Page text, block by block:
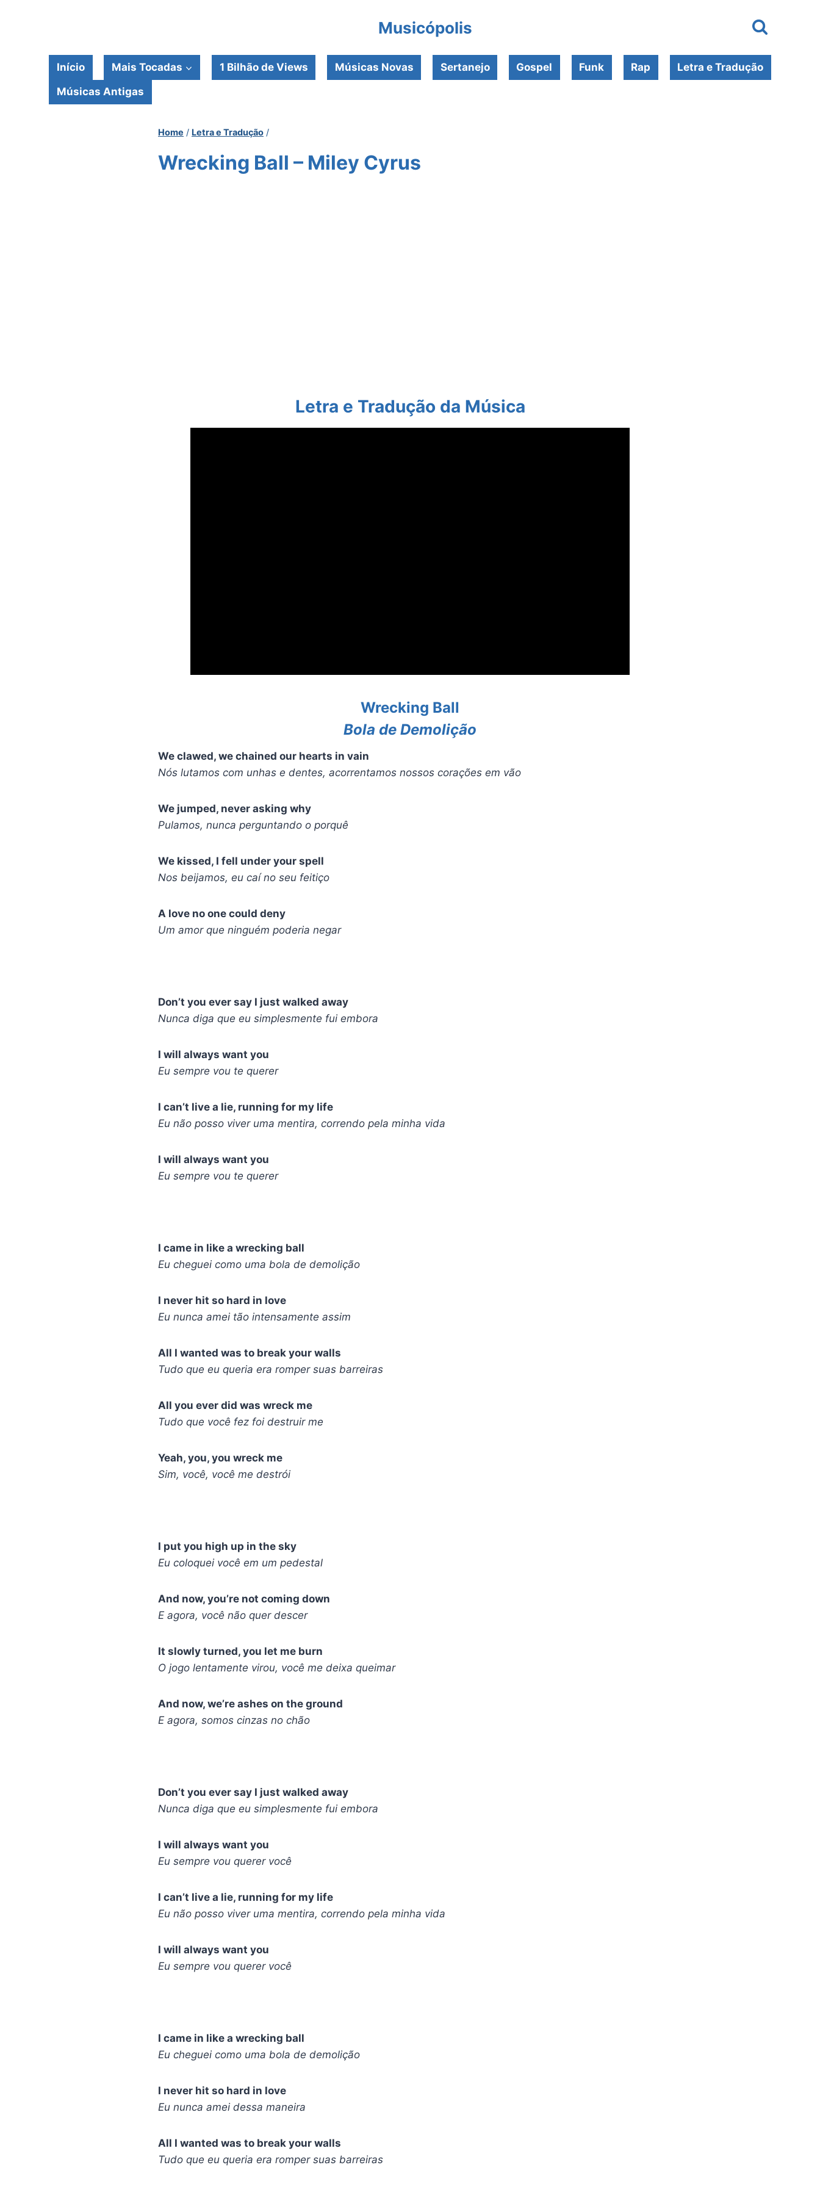
Conteúdo
Musicópolis
Início Mais Tocadas 1 Bilhão de Views Músicas Novas Sertanejo Gospel Funk Rap Letra e Tradução
Músicas Antigas
Home / Letra e Tradução /
Wrecking Ball – Miley Cyrus
Letra e Tradução da Música
Wrecking Ball
Bola de Demolição
We clawed, we chained our hearts in vain
Nós lutamos com unhas e dentes, acorrentamos nossos corações em vão
We jumped, never asking why
Pulamos, nunca perguntando o porquê
We kissed, I fell under your spell
Nos beijamos, eu caí no seu feitiço
A love no one could deny
Um amor que ninguém poderia negar
Don’t you ever say I just walked away
Nunca diga que eu simplesmente fui embora
I will always want you
Eu sempre vou te querer
I can’t live a lie, running for my life
Eu não posso viver uma mentira, correndo pela minha vida
I will always want you
Eu sempre vou te querer
I came in like a wrecking ball
Eu cheguei como uma bola de demolição
I never hit so hard in love
Eu nunca amei tão intensamente assim
All I wanted was to break your walls
Tudo que eu queria era romper suas barreiras
All you ever did was wreck me
Tudo que você fez foi destruir me
Yeah, you, you wreck me
Sim, você, você me destrói
I put you high up in the sky
Eu coloquei você em um pedestal
And now, you’re not coming down
E agora, você não quer descer
It slowly turned, you let me burn
O jogo lentamente virou, você me deixa queimar
And now, we’re ashes on the ground
E agora, somos cinzas no chão
Don’t you ever say I just walked away
Nunca diga que eu simplesmente fui embora
I will always want you
Eu sempre vou querer você
I can’t live a lie, running for my life
Eu não posso viver uma mentira, correndo pela minha vida
I will always want you
Eu sempre vou querer você
I came in like a wrecking ball
Eu cheguei como uma bola de demolição
I never hit so hard in love
Eu nunca amei dessa maneira
All I wanted was to break your walls
Tudo que eu queria era romper suas barreiras